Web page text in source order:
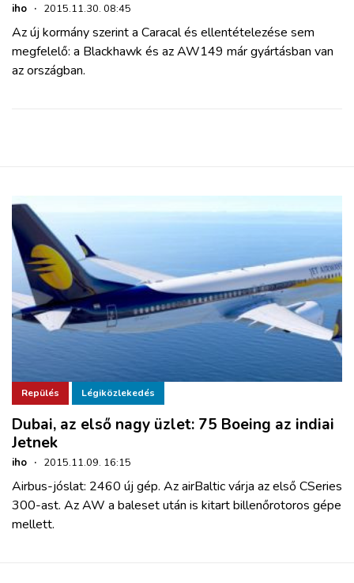
iho · 2015.11.30. 08:45
Az új kormány szerint a Caracal és ellentételezése sem
megfelelő: a Blackhawk és az AW149 már gyártásban van
az országban.
Repülés Légiközlekedés
Dubai, az első nagy üzlet: 75 Boeing az indiai
Jetnek
iho · 2015.11.09. 16:15
Airbus-jóslat: 2460 új gép. Az airBaltic várja az első CSeries
300-ast. Az AW a baleset után is kitart billenőrotoros gépe
mellett.